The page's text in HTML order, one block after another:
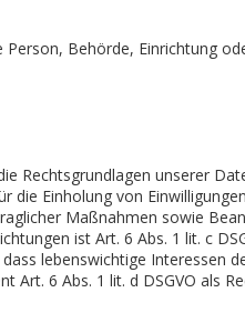
Behörde, Einrichtung
Rechtsgrundlagen unserer
die Einholung von
Maßnahmen sowie
ist Art. 6 Abs. 1 lit. c
lebenswichtige
6 Abs. 1 lit. d DSGVO als